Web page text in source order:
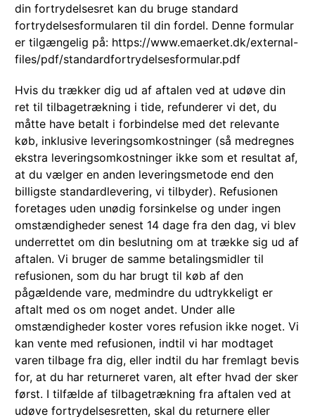
din fortrydelsesret kan du bruge standard
fortrydelsesformularen til din fordel. Denne formular
er tilgængelig på: https://www.emaerket.dk/external-
files/pdf/standardfortrydelsesformular.pdf
Hvis du trækker dig ud af aftalen ved at udøve din
ret til tilbagetrækning i tide, refunderer vi det, du
måtte have betalt i forbindelse med det relevante
køb, inklusive leveringsomkostninger (så medregnes
ekstra leveringsomkostninger ikke som et resultat af,
at du vælger en anden leveringsmetode end den
billigste standardlevering, vi tilbyder). Refusionen
foretages uden unødig forsinkelse og under ingen
omstændigheder senest 14 dage fra den dag, vi blev
underrettet om din beslutning om at trække sig ud af
aftalen. Vi bruger de samme betalingsmidler til
refusionen, som du har brugt til køb af den
pågældende vare, medmindre du udtrykkeligt er
aftalt med os om noget andet. Under alle
omstændigheder koster vores refusion ikke noget. Vi
kan vente med refusionen, indtil vi har modtaget
varen tilbage fra dig, eller indtil du har fremlagt bevis
for, at du har returneret varen, alt efter hvad der sker
først. I tilfælde af tilbagetrækning fra aftalen ved at
udøve fortrydelsesretten, skal du returnere eller